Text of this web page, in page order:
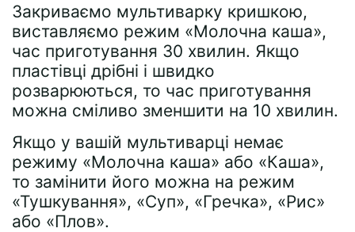
Закриваємо мультиварку кришкою,
виставляємо режим «Молочна каша»,
час приготування 30 хвилин. Якщо
пластівці дрібні і швидко
розварюються, то час приготування
можна сміливо зменшити на 10 хвилин.
Якщо у вашій мультиварці немає
режиму «Молочна каша» або «Каша»,
то замінити його можна на режим
«Тушкування», «Суп», «Гречка», «Рис»
або «Плов».